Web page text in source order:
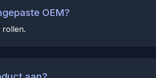
OEM?
rollen.